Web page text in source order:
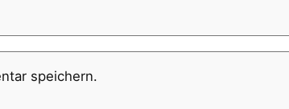
speichern.